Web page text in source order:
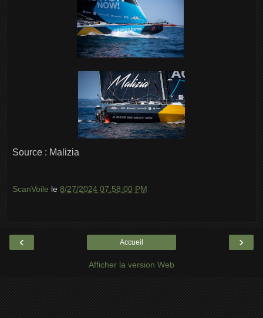
Source : Malizia
ScanVoile le 8/27/2024 07:58:00 PM
‹ ›
Accueil
Afficher la version Web